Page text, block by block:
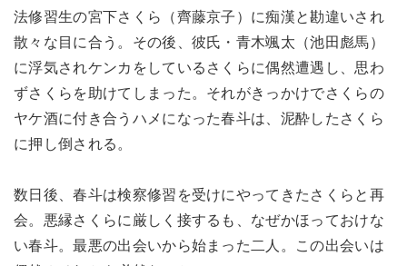
法修習生の宮下さくら（齊藤京子）に痴漢と勘違いされ
散々な目に合う。その後、彼氏・青木颯太（池田彪馬）
に浮気されケンカをしているさくらに偶然遭遇し、思わ
ずさくらを助けてしまった。それがきっかけでさくらの
ヤケ酒に付き合うハメになった春斗は、泥酔したさくら
に押し倒される。
数日後、春斗は検察修習を受けにやってきたさくらと再
会。悪縁さくらに厳しく接するも、なぜかほっておけな
い春斗。最悪の出会いから始まった二人。この出会いは